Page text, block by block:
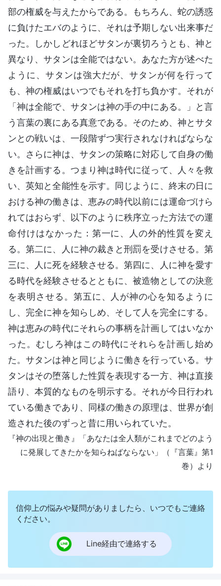
部の権威を与えたからである。もちろん、蛇の誘惑
に負けたエバのように、それは予期しない出来事だ
った。しかしどれほどサタンが裏切ろうとも、神と
異なり、サタンは全能ではない。あなた方が述べた
ように、サタンは強大だが、サタンが何を行って
も、神の権威はいつでもそれを打ち負かす。それが
「神は全能で、サタンは神の手の中にある。」と言
う言葉の裏にある真意である。そのため、神とサタ
ンとの戦いは、一段階ずつ実行されなければならな
い。さらに神は、サタンの策略に対応して自身の働
きを計画する。つまり神は時代に従って、人々を救
い、英知と全能性を示す。同じように、終末の日に
おける神の働きは、恵みの時代以前には運命づけら
れてはおらず、以下のように秩序立った方法での運
命付けはなかった：第一に、人の外的性質を変え
る。第二に、人に神の裁きと刑罰を受けさせる。第
三に、人に死を経験させる。第四に、人に神を愛す
る時代を経験させるとともに、被造物としての決意
を表明させる。第五に、人が神の心を知るように
し、完全に神を知らしめ、そして人を完全にする。
神は恵みの時代にそれらの事柄を計画してはいなか
った。むしろ神はこの時代にそれらを計画し始め
た。サタンは神と同じように働きを行っている。サ
タンはその堕落した性質を表現する一方、神は直接
語り、本質的なものを明示する。それが今日行われ
ている働きであり、同様の働きの原理は、世界が創
造された後のずっと昔に用いられていた。
『神の出現と働き』「あなたは全人類がこれまでどのよう
に発展してきたかを知らねばならない」（『言葉』第1
巻）より
信仰上の悩みや疑問がありましたら、いつでもご連絡
ください。
Line経由で連絡する